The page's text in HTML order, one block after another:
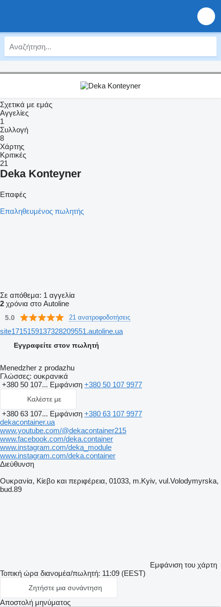
Σχετικά με εμάς
Αγγελίες
1
Συλλογή
8
Χάρτης
Κριτικές
21
Deka Konteyner
Επαφές
Επαληθευμένος πωλητής
Σε απόθεμα: 1 αγγελία
2 χρόνια στο Autoline
5.0 21 ανατροφοδοτήσεις
site1715159137328209551.autoline.ua
Εγγραφείτε στον πωλητή
Menedzher z prodazhu
Γλώσσες: ουκρανικά
+380 50 107... Εμφάνιση +380 50 107 9977
Καλέστε με
+380 63 107... Εμφάνιση +380 63 107 9977
dekacontainer.ua
www.youtube.com/@dekacontainer215
www.facebook.com/deka.container
www.instagram.com/deka_module
www.instagram.com/deka.container
Διεύθυνση
Ουκρανία, Κίεβο και περιφέρεια, 01033, m.Kyiv, vul.Volodymyrska,
bud.89
Εμφάνιση του χάρτη
Τοπική ώρα διανομέα/πωλητή: 11:09 (EEST)
Ζητήστε μια συνάντηση
Αποστολή μηνύματος